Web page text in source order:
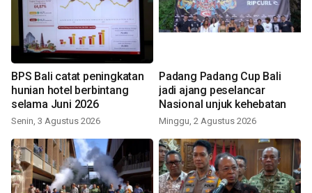
BPS Bali catat peningkatan
hunian hotel berbintang
selama Juni 2026
Senin, 3 Agustus 2026
Padang Padang Cup Bali
jadi ajang peselancar
Nasional unjuk kehebatan
Minggu, 2 Agustus 2026